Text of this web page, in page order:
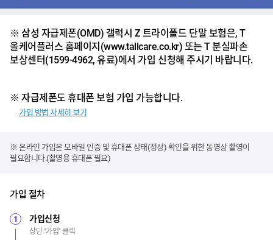
※ 삼성 자급제폰(OMD) 갤럭시 Z 트라이폴드 단말 보험은, T
올케어플러스 홈페이지(www.tallcare.co.kr) 또는 T 분실파손
보상센터(1599-4962, 유료)에서 가입 신청해 주시기 바랍니다.
※ 자급제폰도 휴대폰 보험 가입 가능합니다.
가입 방법 자세히 보기
※ 온라인 가입은 모바일 인증 및 휴대폰 상태(정상) 확인을 위한 동영상 촬영이
필요합니다.(촬영용 휴대폰 필요)
가입 절차
1 가입신청
상단 "가입" 클릭